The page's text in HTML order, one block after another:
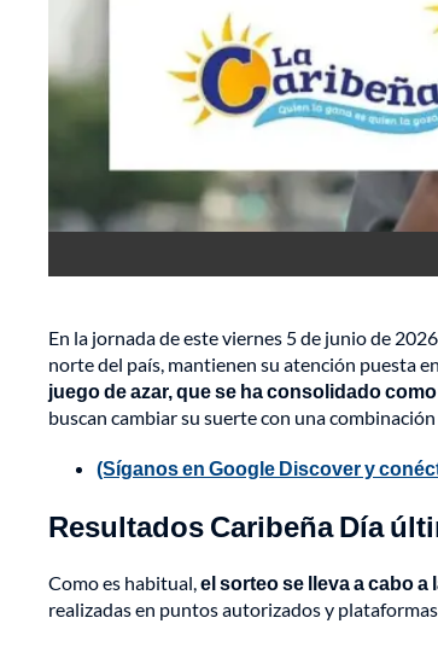
En la jornada de este viernes 5 de junio de
norte del país, mantienen su atención puesta
juego de azar, que se ha consolidado
buscan cambiar su suerte con una
(Síganos en Google Discover y
Resultados Caribeña Día
Como es habitual,el sorteo se lleva a cabo a
realizadas en puntos autorizados y